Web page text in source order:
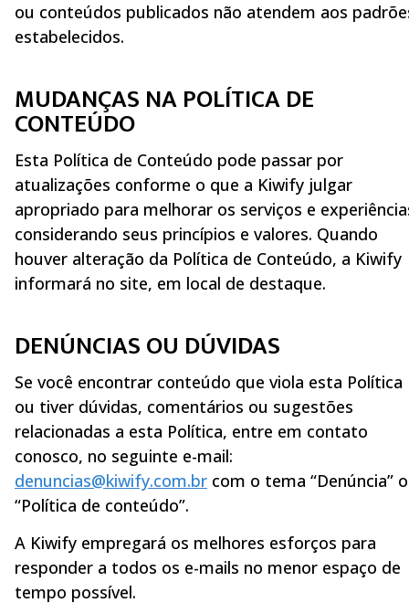
ou conteúdos publicados não atendem aos
estabelecidos.
MUDANÇAS NA POLÍTICA DE
CONTEÚDO
Esta Política de Conteúdo pode passar por
atualizações conforme o que a Kiwify julgar
apropriado para melhorar os serviços e
considerando seus princípios e valores. Quando
houver alteração da Política de Conteúdo, a Kiwify
informará no site, em local de destaque.
DENÚNCIAS OU DÚVIDAS
Se você encontrar conteúdo que viola esta Política
ou tiver dúvidas, comentários ou sugestões
relacionadas a esta Política, entre em contato
conosco, no seguinte e-mail:
denuncias@kiwify.com.br com o tema “Denúncia”
“Política de conteúdo”.
A Kiwify empregará os melhores esforços para
responder a todos os e-mails no menor espaço de
tempo possível.